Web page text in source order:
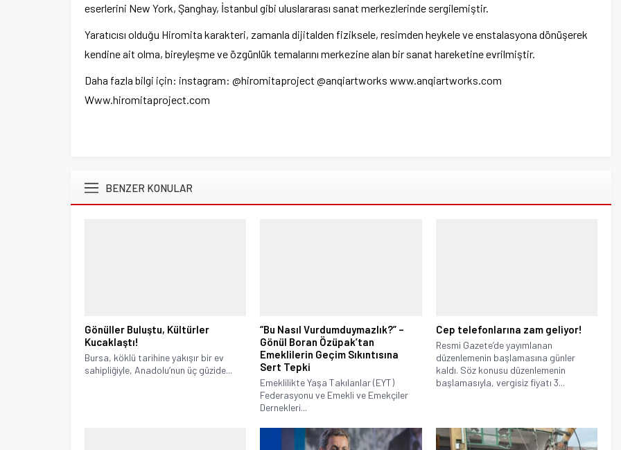
eserlerini New York, Şanghay, İstanbul gibi uluslararası sanat merkezlerinde sergilemiştir.
Yaratıcısı olduğu Hiromita karakteri, zamanla dijitalden fiziksele, resimden heykele ve enstalasyona dönüşerek
kendine ait olma, bireyleşme ve özgünlük temalarını merkezine alan bir sanat hareketine evrilmiştir.
Daha fazla bilgi için: instagram: @hiromitaproject @anqiartworks www.anqiartworks.com
Www.hiromitaproject.com
BENZER KONULAR
Gönüller Buluştu, Kültürler
Kucaklaştı!
Bursa, köklü tarihine yakışır bir ev
sahipliğiyle, Anadolu’nun üç güzide...
“Bu Nasıl Vurdumduymazlık?” –
Gönül Boran Özüpak’tan
Emeklilerin Geçim Sıkıntısına
Sert Tepki
Emeklilikte Yaşa Takılanlar (EYT)
Federasyonu ve Emekli ve Emekçiler
Dernekleri...
Cep telefonlarına zam geliyor!
Resmi Gazete’de yayımlanan
düzenlemenin başlamasına günler
kaldı. Söz konusu düzenlemenin
başlamasıyla, vergisiz fiyatı 3...